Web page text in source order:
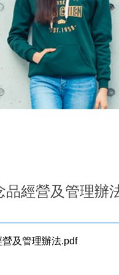
品經營及管理辦
及管理辦法.pdf